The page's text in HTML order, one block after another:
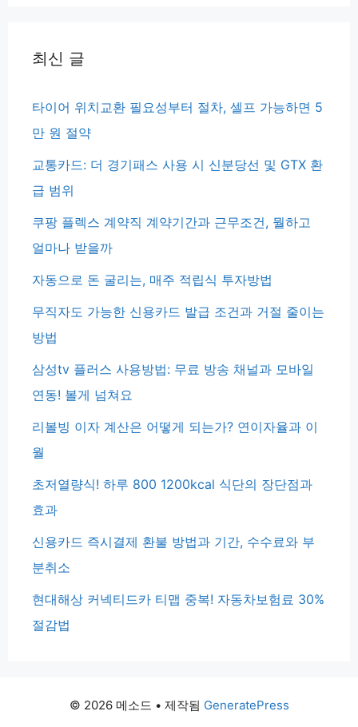
최신 글
타이어 위치교환 필요성부터 절차, 셀프 가능하면 5
만 원 절약
교통카드: 더 경기패스 사용 시 신분당선 및 GTX 환
급 범위
쿠팡 플렉스 계약직 계약기간과 근무조건, 뭘하고
얼마나 받을까
자동으로 돈 굴리는, 매주 적립식 투자방법
무직자도 가능한 신용카드 발급 조건과 거절 줄이는
방법
삼성tv 플러스 사용방법: 무료 방송 채널과 모바일
연동! 볼게 넘쳐요
리볼빙 이자 계산은 어떻게 되는가? 연이자율과 이
월
초저열량식! 하루 800 1200kcal 식단의 장단점과
효과
신용카드 즉시결제 환불 방법과 기간, 수수료와 부
분취소
현대해상 커넥티드카 티맵 중복! 자동차보험료 30%
절감법
© 2026 메소드 • 제작됨 GeneratePress